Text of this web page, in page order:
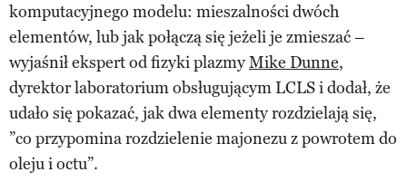
komputacyjnego modelu: mieszalności dwóch
elementów, lub jak połączą się jeżeli je zmieszać –
wyjaśnił ekspert od fizyki plazmyMike Dunne,
dyrektor laboratorium obsługującym LCLS i dodał, że
udało się pokazać, jak dwa elementy rozdzielają się,
”co przypomina rozdzielenie majonezu z powrotem do
oleju i octu”.